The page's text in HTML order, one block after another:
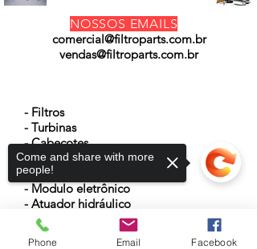
NOSSOS EMAILS
comercial@filtroparts.com.br
vendas@filtroparts.com.br
- Filtros
- Turbinas
- Cabeçotes
- Eixo virabrequim
- Bicos injetores
- Modulo eletrônico
- Atuador hidráulico
- Anéis de vedação
- Baterias
Phone Email Facebook
Come and share with more
people!